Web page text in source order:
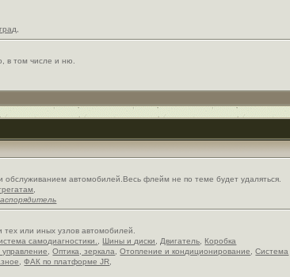
в том числе и ню.
автомобилей.Весь флейм не по теме будет удаляться.
или иных узлов автомобилей.
самодиагностики. Шины и диски Двигатель
Коробка
управление ,Оптика, зеркала ,Отопление и кондиционирование ,Система
,ФАК по платформе JR